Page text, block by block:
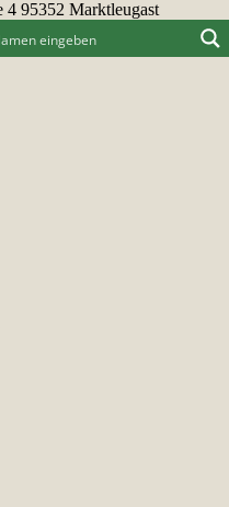
4 95352 Marktleugast